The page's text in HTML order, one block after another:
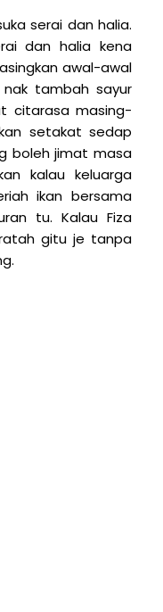
serai dan halia.
dan halia kena
awal-awal
nak tambah sayur
citarasa masing-
setakat sedap
boleh jimat masa
kalau keluarga
ikan bersama
tu. Kalau Fiza
gitu je tanpa